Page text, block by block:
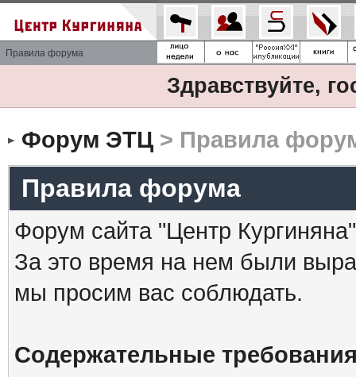
Правила форума
Здравствуйте,
Форум ЭТЦ> Правила
Правила форума
Форум сайта "Центр
За это время на нем были
мы просим вас соблюдать.
Содержательные